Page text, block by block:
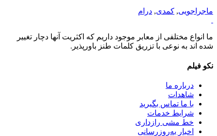
ماجراجویی, کمدی, درام
ما انواع مختلفی از معابر موجود داریم که اکثریت آنها دچار تغییر
شده اند به نوعی با تزریق کلمات طنز باورپذیر.
نکو فیلم
درباره ما
شاهدات
با ما تماس بگیرید
شرایط خدمات
خط مشی رازداری
اخبار به‌روزرسانی